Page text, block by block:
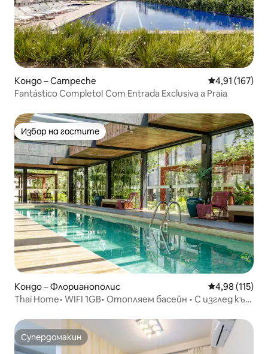
Кондо – Campeche Средна
4,91 (167)
Fantástico Completo! Com Entrada Exclusiva a Praia
Избор на гостите
Избор на гостите
Кондо – Флорианополис Средна
4,98 (115)
Thai Home• WIFI 1GB• Отопляем басейн • С изглед към
Супердомакин
Супердомакин